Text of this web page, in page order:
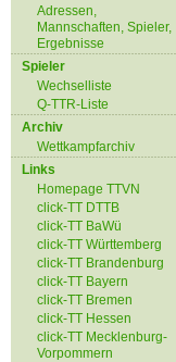
Adressen,
Mannschaften, Spieler,
Ergebnisse
Spieler
Wechselliste
Q-TTR-Liste
Archiv
Wettkampfarchiv
Links
Homepage TTVN
click-TT DTTB
click-TT BaWü
click-TT Württemberg
click-TT Brandenburg
click-TT Bayern
click-TT Bremen
click-TT Hessen
click-TT Mecklenburg-
Vorpommern